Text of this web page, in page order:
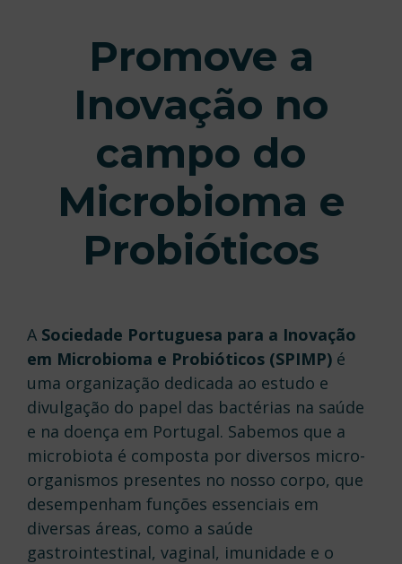
Promove a
Inovação no
campo do
Microbioma e
Probióticos
A Sociedade Portuguesa para a Inovação
em Microbioma e Probióticos (SPIMP) é
uma organização dedicada ao estudo e
divulgação do papel das bactérias na saúde
e na doença em Portugal. Sabemos que a
microbiota é composta por diversos micro-
organismos presentes no nosso corpo, que
desempenham funções essenciais em
diversas áreas, como a saúde
gastrointestinal, vaginal, imunidade e o